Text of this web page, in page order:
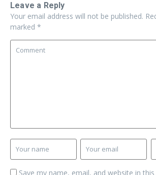
Leave a Reply
Your email address will not be published.
marked *
Save my name, email, and website in